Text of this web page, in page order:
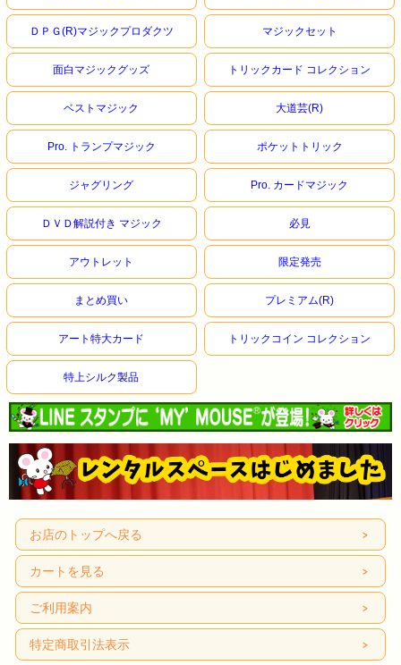
ＤＰＧ(R)マジックプロダクツ マジックセット
面白マジックグッズ トリックカード コレクション
ベストマジック 大道芸(R)
Pro. トランプマジック ポケットトリック
ジャグリング Pro. カードマジック
ＤＶＤ解説付き マジック 必見
アウトレット 限定発売
まとめ買い プレミアム(R)
アート特大カード トリックコイン コレクション
特上シルク製品
お店のトップへ戻る
カートを見る
ご利用案内
特定商取引法表示